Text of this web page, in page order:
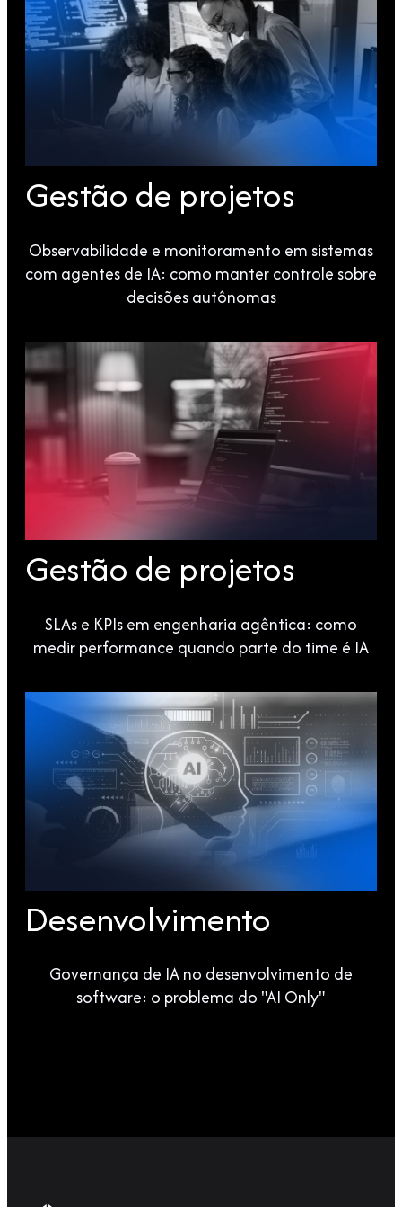
Gestão de projetos
Observabilidade e monitoramento em sistemas
com agentes de IA: como manter controle sobre
decisões autônomas
Gestão de projetos
SLAs e KPIs em engenharia agêntica: como
medir performance quando parte do time é IA
Desenvolvimento
Governança de IA no desenvolvimento de
software: o problema do "AI Only"